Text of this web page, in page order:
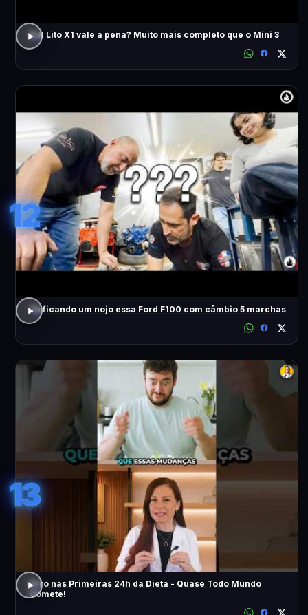
DJI Lito X1 vale a pena? Muito mais completo que o Mini 3
12
Tá ficando um nojo essa Ford F100 com câmbio 5 marchas
13
Erro nas Primeiras 24h da Dieta - Quase Todo Mundo
Comete!